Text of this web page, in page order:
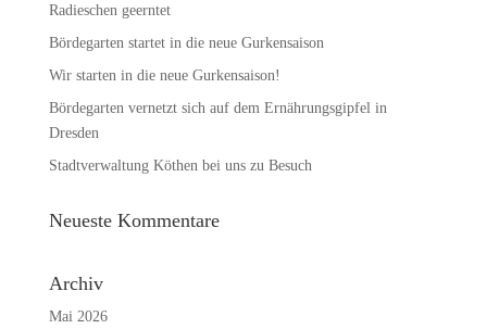
Radieschen geerntet
Bördegarten startet in die neue Gurkensaison
Wir starten in die neue Gurkensaison!
Bördegarten vernetzt sich auf dem Ernährungsgipfel in
Dresden
Stadtverwaltung Köthen bei uns zu Besuch
Neueste Kommentare
Archiv
Mai 2026